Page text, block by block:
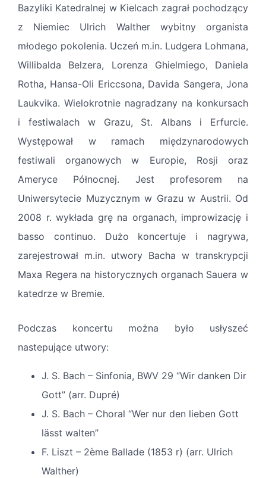
Bazyliki Katedralnej w Kielcach zagrał pochodzący
z Niemiec Ulrich Walther wybitny organista
młodego pokolenia. Uczeń m.in. Ludgera Lohmana,
Willibalda Belzera, Lorenza Ghielmiego, Daniela
Rotha, Hansa-Oli Ericcsona, Davida Sangera, Jona
Laukvika. Wielokrotnie nagradzany na konkursach
i festiwalach w Grazu, St. Albans i Erfurcie.
Występował w ramach międzynarodowych
festiwali organowych w Europie, Rosji oraz
Ameryce Północnej. Jest profesorem na
Uniwersytecie Muzycznym w Grazu w Austrii. Od
2008 r. wykłada grę na organach, improwizację i
basso continuo. Dużo koncertuje i nagrywa,
zarejestrował m.in. utwory Bacha w transkrypcji
Maxa Regera na historycznych organach Sauera w
katedrze w Bremie.
Podczas koncertu można było usłyszeć
nastepujące utwory:
J. S. Bach – Sinfonia, BWV 29 “Wir danken Dir
Gott” (arr. Dupré)
J. S. Bach – Choral “Wer nur den lieben Gott
lässt walten”
F. Liszt – 2ème Ballade (1853 r) (arr. Ulrich
Walther)